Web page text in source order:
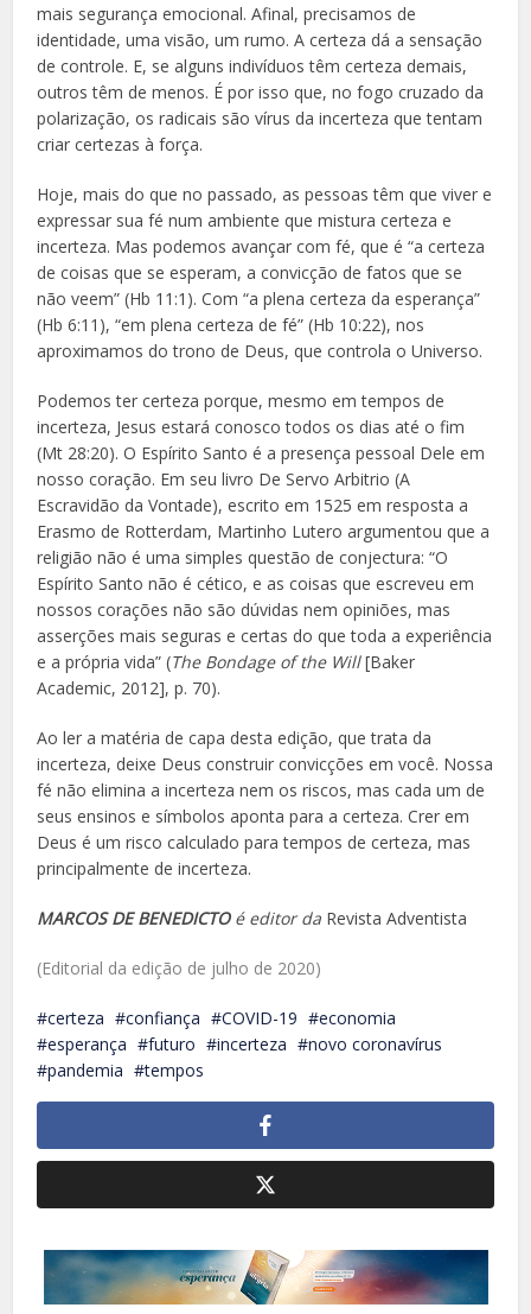
mais segurança emocional. Afinal, precisamos de
identidade, uma visão, um rumo. A certeza dá a sensação
de controle. E, se alguns indivíduos têm certeza demais,
outros têm de menos. É por isso que, no fogo cruzado da
polarização, os radicais são vírus da incerteza que tentam
criar certezas à força.
Hoje, mais do que no passado, as pessoas têm que viver e
expressar sua fé num ambiente que mistura certeza e
incerteza. Mas podemos avançar com fé, que é “a certeza
de coisas que se esperam, a convicção de fatos que se
não veem” (Hb 11:1). Com “a plena certeza da esperança”
(Hb 6:11), “em plena certeza de fé” (Hb 10:22), nos
aproximamos do trono de Deus, que controla o Universo.
Podemos ter certeza porque, mesmo em tempos de
incerteza, Jesus estará conosco todos os dias até o fim
(Mt 28:20). O Espírito Santo é a presença pessoal Dele em
nosso coração. Em seu livro De Servo Arbitrio (A
Escravidão da Vontade), escrito em 1525 em resposta a
Erasmo de Rotterdam, Martinho Lutero argumentou que a
religião não é uma simples questão de conjectura: “O
Espírito Santo não é cético, e as coisas que escreveu em
nossos corações não são dúvidas nem opiniões, mas
asserções mais seguras e certas do que toda a experiência
e a própria vida” (The Bondage of the Will[Baker
Academic, 2012], p. 70).
Ao ler a matéria de capa desta edição, que trata da
incerteza, deixe Deus construir convicções em você. Nossa
fé não elimina a incerteza nem os riscos, mas cada um de
seus ensinos e ­símbolos aponta para a certeza. Crer em
Deus é um risco calculado para tempos de certeza, mas
principalmente de incerteza.
MARCOS DE BENEDICTO é editor da Revista Adventista
(Editorial da edição de julho de 2020)
certeza confiança COVID-19
economia
esperança
futuro incerteza
novo coronavírus
pandemia
tempos